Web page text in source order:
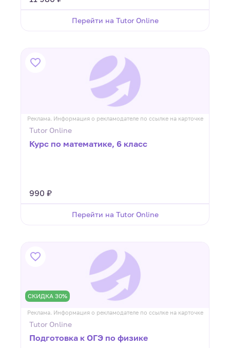
Перейти на Tutor Online
Реклама. Информация о рекламодателе по ссылке на карточке
Tutor Online
Курс по математике, 6 класс
990 ₽
Перейти на Tutor Online
СКИДКА 30%
Реклама. Информация о рекламодателе по ссылке на карточке
Tutor Online
Подготовка к ОГЭ по физике